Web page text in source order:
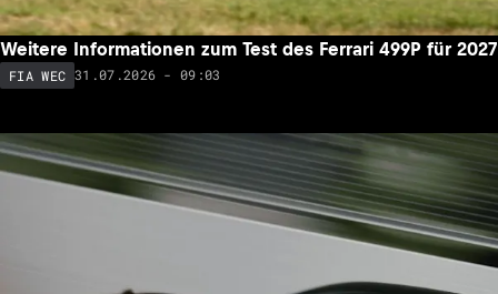
Weitere Informationen zum Test des Ferrari 499P für 2027
FIA WEC 31.07.2026 - 09:03